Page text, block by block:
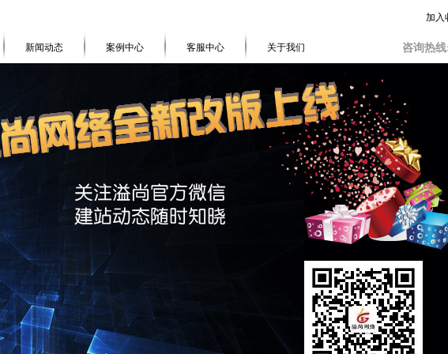
新闻动态 案例中心 客服中心 关于我们
加入
咨询热线: